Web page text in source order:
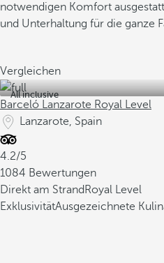
notwendigen Komfort
und Unterhaltung für die ganze
Vergleichen
All inclusive
Barceló Lanzarote Royal Level
Lanzarote, Spain
4.2/5
1084 Bewertungen
Direkt am Strand Royal Level
ExklusivitätAusgezeichnete